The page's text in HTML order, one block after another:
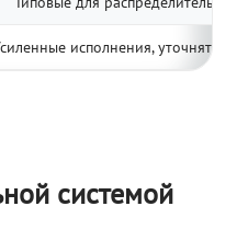
исполнения, уточнять по
системой